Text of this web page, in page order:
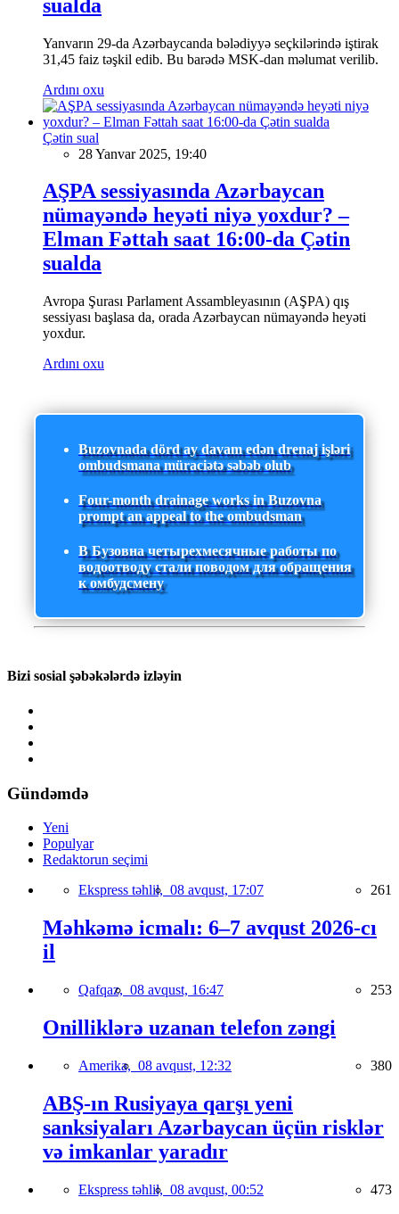
sualda
Yanvarın 29-da Azərbaycanda bələdiyyə seçkilərində iştirak
31,45 faiz təşkil edib. Bu barədə MSK-dan məlumat verilib.
Ardını oxu
Çətin sual
28 Yanvar 2025, 19:40
AŞPA sessiyasında Azərbaycan
nümayəndə heyəti niyə yoxdur? –
Elman Fəttah saat 16:00-da Çətin
sualda
Avropa Şurası Parlament Assambleyasının (AŞPA) qış
sessiyası başlasa da, orada Azərbaycan nümayəndə heyəti
yoxdur.
Ardını oxu
Buzovnada dörd ay davam edən drenaj işləri
ombudsmana müraciətə səbəb olub
Four-month drainage works in Buzovna
prompt an appeal to the ombudsman
В Бузовна четырехмесячные работы по
водоотводу стали поводом для обращения
к омбудсмену
Bizi sosial şəbəkələrdə izləyin
Gündəmdə
Yeni
Populyar
Redaktorun seçimi
Ekspress təhlil, 08 avqust, 17:07 261
Məhkəmə icmalı: 6–7 avqust 2026-cı
il
Qafqaz, 08 avqust, 16:47 253
Onilliklərə uzanan telefon zəngi
Amerika, 08 avqust, 12:32 380
ABŞ-ın Rusiyaya qarşı yeni
sanksiyaları Azərbaycan üçün risklər
və imkanlar yaradır
Ekspress təhlil, 08 avqust, 00:52 473